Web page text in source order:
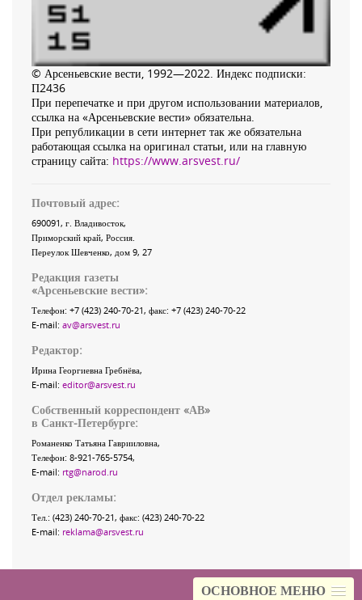
ОСНОВНОЕ МЕНЮ
© Арсеньевские вести, 1992—2022. Индекс подписки:
П2436
При перепечатке и при другом использовании материалов,
ссылка на «Арсеньевские вести» обязательна.
При републикации в сети интернет так же обязательна
работающая ссылка на оригинал статьи, или на главную
страницу сайта: https://www.arsvest.ru/
Почтовый адрес:
690091, г. Владивосток,
Приморский край, Россия.
Переулок Шевченко, дом 9, 27
Редакция газеты
«Арсеньевские вести»:
Телефон: +7 (423) 240-70-21, факс: +7 (423) 240-70-22
E-mail: av@arsvest.ru
Редактор:
Ирина Георгиевна Гребнёва,
E-mail: editor@arsvest.ru
Собственный корреспондент «АВ»
в Санкт-Петербурге:
Романенко Татьяна Гаврииловна,
Телефон: 8-921-765-5754,
E-mail: rtg@narod.ru
Отдел рекламы:
Тел.: (423) 240-70-21, факс: (423) 240-70-22
E-mail: reklama@arsvest.ru